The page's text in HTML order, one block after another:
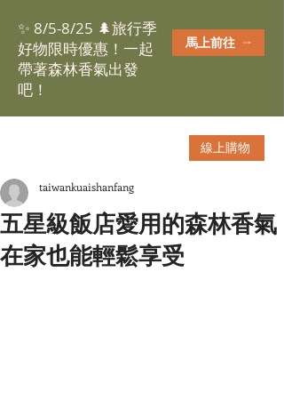
線上購物
✨ 8/5-8/25 🌲旅行季
好物限時優惠！一起
帶著森林香氣出發
吧！
馬上前往
五星級飯店愛用的森林香氣
在家也能輕鬆享受
taiwankuaishanfang